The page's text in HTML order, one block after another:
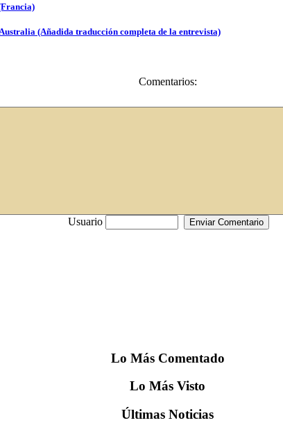
(Añadida traducción completa de la entrevista)
Comentarios:
Usuario
Lo MásComentado
LoMás Visto
Últimas Noticias